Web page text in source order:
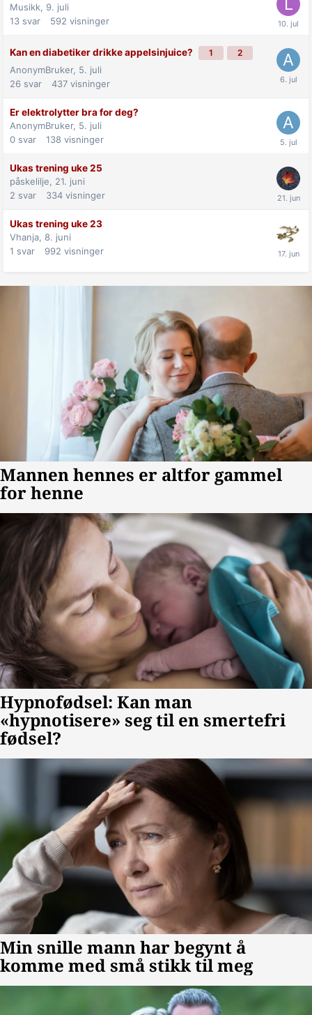
Musikk, 9. juli
13 svar 592 visninger
Kan en diabetiker drikke appelsinjuice? 1 2
AnonymBruker, 5. juli
26 svar 437 visninger
Er elektrolytter bra for deg?
AnonymBruker, 5. juli
0 svar 138 visninger
Ukas trening uke 25
påskelilje, 21. juni
2 svar 334 visninger
Ukas trening uke 23
Vhanja, 8. juni
1 svar 992 visninger